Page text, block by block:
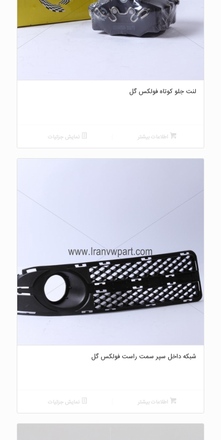
لنت جلو کوتاه فولکس گل
اطلاعات بیشتر نمایش جزئیات
شبکه داخل سپر سمت راست فولکس گل
اطلاعات بیشتر نمایش جزئیات